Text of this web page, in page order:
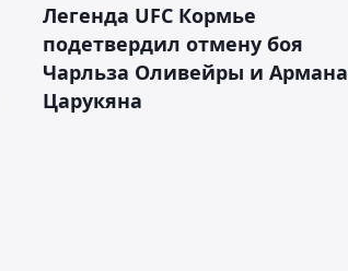
Легенда UFC Кормье
подетвердил отмену боя
Чарльза Оливейры и Армана
Царукяна